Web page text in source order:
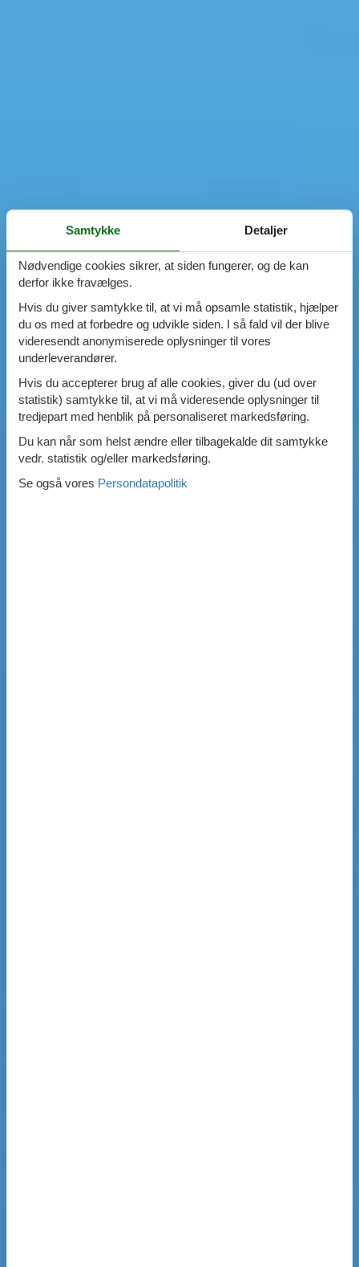
Samtykke Detaljer
Nødvendige cookies sikrer, at siden fungerer, og de kan
derfor ikke fravælges.
Hvis du giver samtykke til, at vi må opsamle statistik, hjælper
du os med at forbedre og udvikle siden. I så fald vil der blive
videresendt anonymiserede oplysninger til vores
underleverandører.
Hvis du accepterer brug af alle cookies, giver du (ud over
statistik) samtykke til, at vi må videresende oplysninger til
tredjepart med henblik på personaliseret markedsføring.
Du kan når som helst ændre eller tilbagekalde dit samtykke
vedr. statistik og/eller markedsføring.
Se også vores Persondatapolitik